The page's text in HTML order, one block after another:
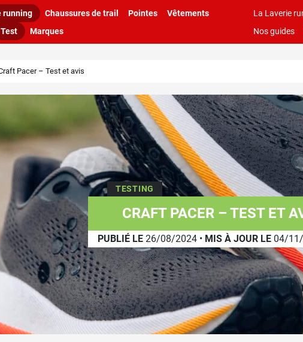
running Chaussures de trail Pointes
Vêtements
Test Marques
La Laverie
Nos guides
Pacer – Test et avis
TESTING
CRAFT PACER – TEST ET
PUBLIÉ LE 26/08/2024 • MIS À JOUR LE 04/